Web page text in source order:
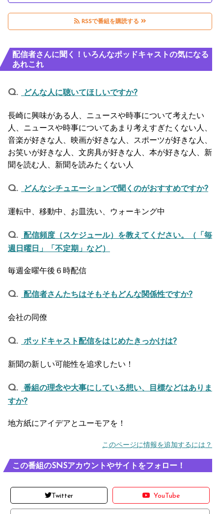
RSSで番組を購読する
配信者さんに聞く！いろんなポッドキャストの気になる
あれこれ
どんな人に聴いてほしいですか?
長崎に興味がある人、ニュースや時事について考えたい
人、ニュースや時事についてあまり考えすぎたくない人、
音楽が好きな人、映画が好きな人、スポーツが好きな人、
お笑いが好きな人、文房具が好きな人、本が好きな人、新
聞を読む人、新聞を読みたくない人
どんなシチュエーションで聞くのがおすすめですか?
運転中、移動中、お皿洗い、ウォーキング中
配信頻度（スケジュール）を教えてください。（「毎
週日曜日」「不定期」など）
毎週金曜午後６時配信
配信者さんたちはそもそもどんな関係性ですか?
会社の同僚
ポッドキャスト配信をはじめたきっかけは?
新聞の新しい可能性を追求したい！
番組の理念や大事にしている想い、目標などはありま
すか?
地方紙にアイデアとユーモアを！
このページに情報を追加するには？
この番組のSNSアカウントやサイトをフォロー！
Twitter YouTube